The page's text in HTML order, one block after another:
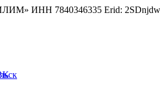
ИНН 7840346335 Erid: